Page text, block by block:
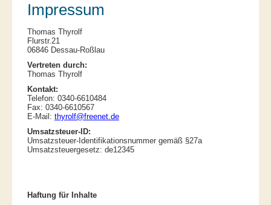
Impressum
Thomas Thyrolf
Flurstr.21
06846 Dessau-Roßlau
Vertreten durch:
Thomas Thyrolf
Kontakt:
Telefon: 0340-6610484
Fax: 0340-6610567
E-Mail: thyrolf@freenet.de
Umsatzsteuer-ID:
Umsatzsteuer-Identifikationsnummer gemäß §27a
Umsatzsteuergesetz: de12345
Haftung für Inhalte